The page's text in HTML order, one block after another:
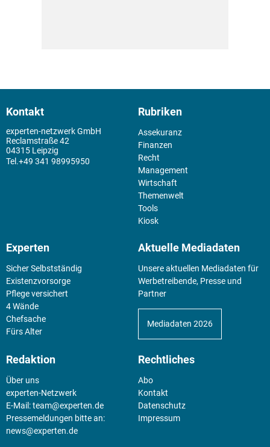
Kontakt
experten-netzwerk GmbH
Reclamstraße 42
04315 Leipzig
+49 341 98995950
Rubriken
Assekuranz
Finanzen
Recht
Management
Wirtschaft
Themenwelt
Tools
Kiosk
Experten
Sicher Selbstständig
Existenz­vorsorge
Pflege versichert
4 Wände
Chefsache
Fürs Alter
Aktuelle Mediadaten
Unsere aktuellen Mediadaten für
Werbetreibende, Presse und
Partner
Mediadaten 2026
Redaktion
Über uns
experten-Netzwerk
E-Mail:team@experten.de
Pressemeldungen bitte an:
news@experten.de
Rechtliches
Abo
Kontakt
Datenschutz
Impressum